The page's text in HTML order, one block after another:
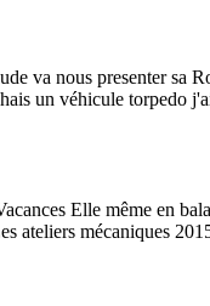
va nous presenter sa
un véhicule torpedo
Elle même en
ateliers mécaniques